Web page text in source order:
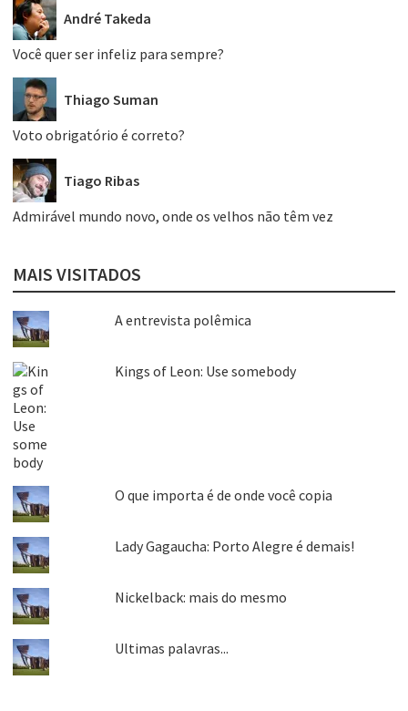
André Takeda
Você quer ser infeliz para sempre?
Thiago Suman
Voto obrigatório é correto?
Tiago Ribas
Admirável mundo novo, onde os velhos não têm vez
MAIS VISITADOS
A entrevista polêmica
Kings of Leon: Use somebody
O que importa é de onde você copia
Lady Gagaucha: Porto Alegre é demais!
Nickelback: mais do mesmo
Ultimas palavras...